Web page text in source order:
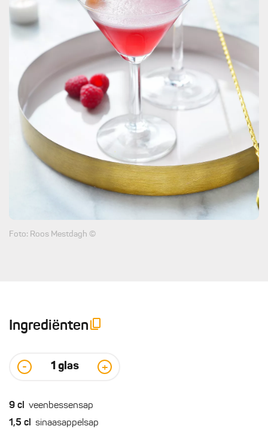
Foto: Roos Mestdagh ©
Ingrediënten
- 1 glas +
9 cl veenbessensap
1,5 cl sinaasappelsap